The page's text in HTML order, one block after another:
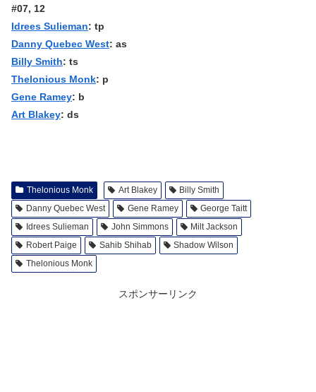
#07, 12
Idrees Sulieman: tp
Danny Quebec West: as
Billy Smith: ts
Thelonious Monk: p
Gene Ramey: b
Art Blakey: ds
Thelonious Monk Art Blakey
Billy Smith
Danny Quebec West
Gene Ramey
George Taitt
Idrees Sulieman
John Simmons
Milt Jackson
Robert Paige
Sahib Shihab
Shadow Wilson
Thelonious Monk
スポンサーリンク